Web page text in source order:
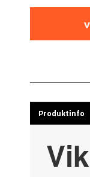
Produktinfo